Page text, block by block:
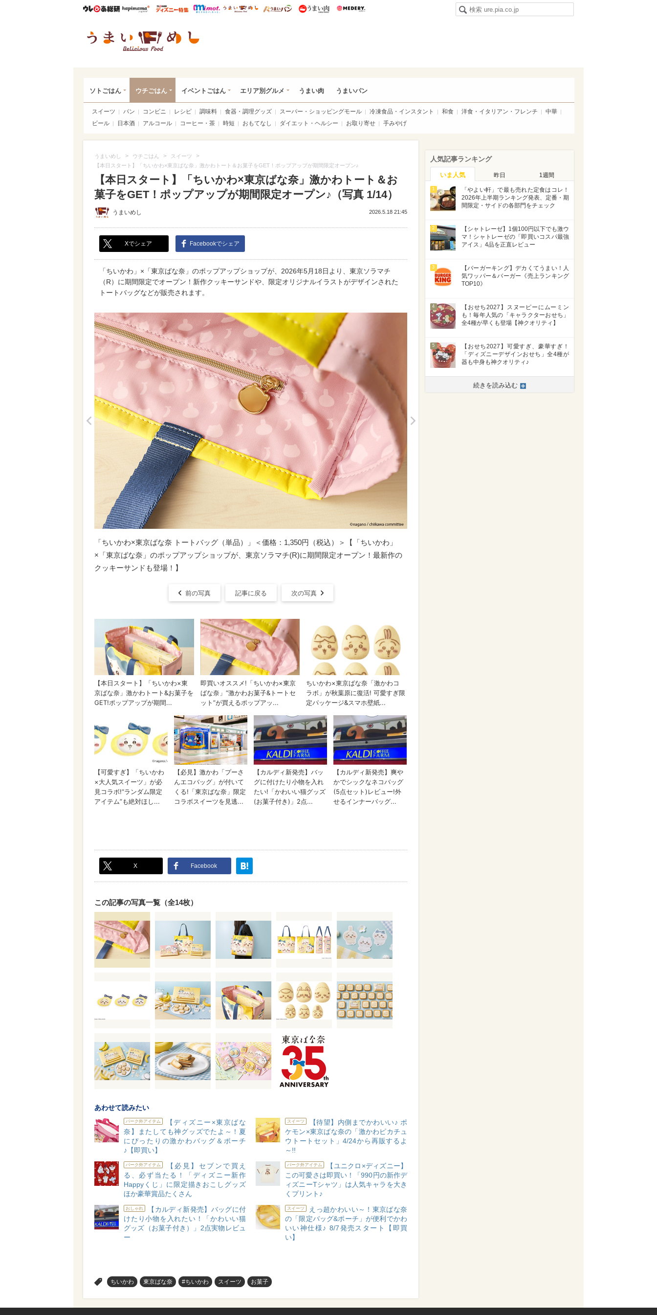
ウレぴあ総研ハピママ* ウレぴあ総研 ディズニー特集
mimot. うまいめし うまいパン うまい肉
ソトごはん ウチごはん イベントごはん エリア別グルメ うまい肉 うまいパン
スイーツ パン コンビニ レシピ 調味料 食器・調理グッズ スーパー・ショッピングモール 冷凍食品・インスタント 和食 洋食・イタリアン・フレンチ
中華
ビール
日本酒 アルコール コーヒー・茶 時短 おもてなし ダイエット・ヘルシー お取り寄せ 手みやげ
うまいめし > ウチごはん > スイーツ >
【本日スタート】「ちいかわ×東京ばな奈」激かわトート＆お菓子をGET！ポップアップが期間限定オープン♪
【本日スタート】「ちいかわ×東京ばな奈」激かわトート＆お
菓子をGET！ポップアップが期間限定オープン♪（写真 1/14）
うまいめし 2026.5.18 21:45
Xでシェア Facebookでシェア
「ちいかわ」×「東京ばな奈」のポップアップショップが、2026年5月18日より、東京ソラマチ
（R）に期間限定でオープン！新作クッキーサンドや、限定オリジナルイラストがデザインされた
トートバッグなどが販売されます。
「​​​ちいかわ×東京ばな奈 トートバッグ（単品）」＜価格：1,350円（税込）＞【「ちいかわ」
×「東京ばな奈」のポップアップショップが、東京ソラマチ(R)に期間限定オープン！最新作の
クッキーサンドも登場！】
前の写真 記事に戻る 次の写真
X Facebook
この記事の写真一覧（全14枚）
あわせて読みたい
パーク外アイテム
【ディズニー×東京ばな
奈】またしても神グッズでたよ～！夏
にぴったりの激かわバッグ＆ポーチ
♪【即買い】
スイーツ
【待望】内側までかわいい♪ ポ
ケモン×東京ばな奈の「激かわピカチュ
ウトートセット」4/24から再販するよ
～!!
パーク外アイテム
【必見】セブンで買え
る、必ず当たる！「ディズニー新作
Happyくじ」に限定描きおこしグッズ
ほか豪華賞品たくさん
パーク外アイテム
【ユニクロ×ディズニー】
この可愛さは即買い！「990円の新作デ
ィズニーTシャツ」は人気キャラを大き
くプリント♪
おしゃれ
【カルディ新発売】バッグに付
けたり小物を入れたい！「かわいい猫
グッズ（お菓子付き）」2点実物レビュ
ー
スイーツ
えっ超かわいい～！東京ばな奈
の「限定バッグ&ポーチ」が便利でかわ
いい神仕様♪ 8/7発売スタート【即買
い】
ちいかわ 東京ばな奈 #ちいかわ スイーツ お菓子
人気記事ランキング
いま人気 昨日 1週間
1
「やよい軒」で最も売れた定食はコレ！
2026年上半期ランキング発表、定番・期
間限定・サイドの各部門をチェック
2
【シャトレーゼ】1個100円以下でも激ウ
マ！シャトレーゼの「即買いコスパ最強
アイス」4品を正直レビュー
3
【バーガーキング】デカくてうまい！人
気ワッパー＆バーガー《売上ランキング
TOP10》
4
【おせち2027】スヌーピーにムーミン
も！毎年人気の「キャラクターおせち」
全4種が早くも登場【神クオリティ】
5
【おせち2027】可愛すぎ、豪華すぎ！
「ディズニーデザインおせち」全4種が
器も中身も神クオリティ♪
続きを読み込む